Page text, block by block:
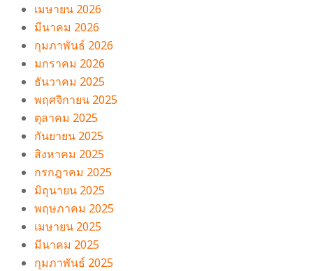
เมษายน 2026
มีนาคม 2026
กุมภาพันธ์ 2026
มกราคม 2026
ธันวาคม 2025
พฤศจิกายน 2025
ตุลาคม 2025
กันยายน 2025
สิงหาคม 2025
กรกฎาคม 2025
มิถุนายน 2025
พฤษภาคม 2025
เมษายน 2025
มีนาคม 2025
กุมภาพันธ์ 2025